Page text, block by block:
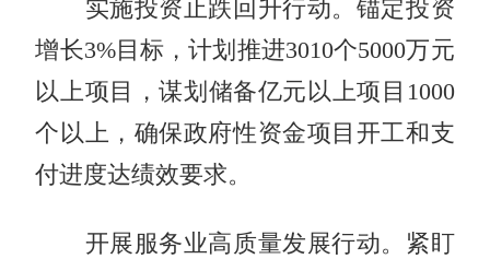
实施投资止跌回升行动。锚定投资
增长3%目标，计划推进3010个5000万元
以上项目，谋划储备亿元以上项目1000
个以上，确保政府性资金项目开工和支
付进度达绩效要求。
开展服务业高质量发展行动。紧盯